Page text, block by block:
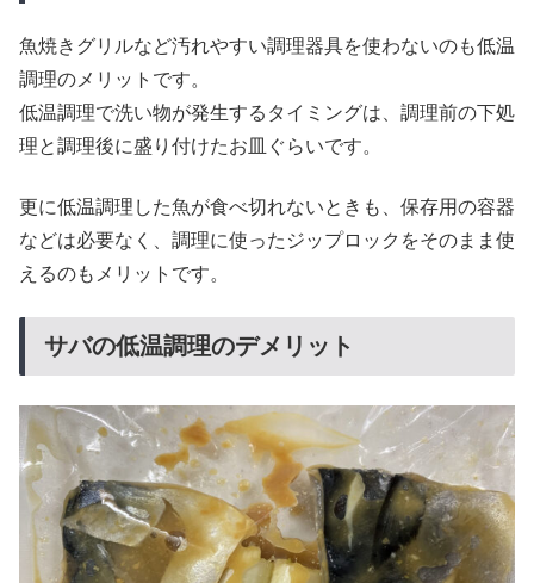
魚焼きグリルなど汚れやすい調理器具を使わないのも低温
調理のメリットです。
低温調理で洗い物が発生するタイミングは、調理前の下処
理と調理後に盛り付けたお皿ぐらいです。
更に低温調理した魚が食べ切れないときも、保存用の容器
などは必要なく、調理に使ったジップロックをそのまま使
えるのもメリットです。
サバの低温調理のデメリット